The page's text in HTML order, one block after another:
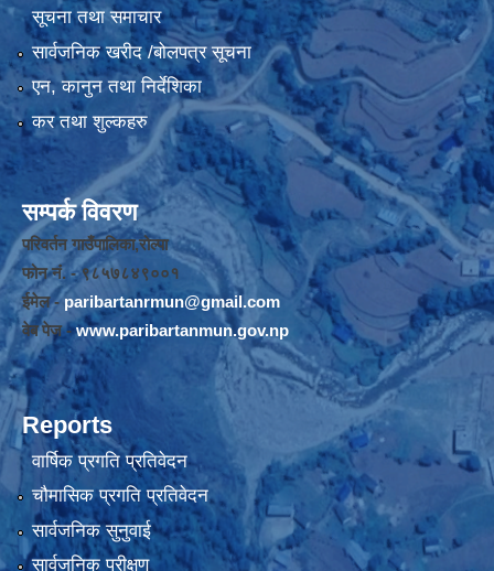
सूचना तथा समाचार
सार्वजनिक खरीद /बोलपत्र सूचना
एन, कानुन तथा निर्देशिका
कर तथा शुल्कहरु
सम्पर्क विवरण
परिवर्तन गाउँपालिका,रोल्पा
फोन नंं. - ९८५७८४९००१
ईमेल -paribartanrmun@gmail.com
वेब पेज -www.paribartanmun.gov.np
Reports
वार्षिक प्रगति प्रतिवेदन
चौमासिक प्रगति प्रतिवेदन
सार्वजनिक सुनुवाई
सार्वजनिक परीक्षण